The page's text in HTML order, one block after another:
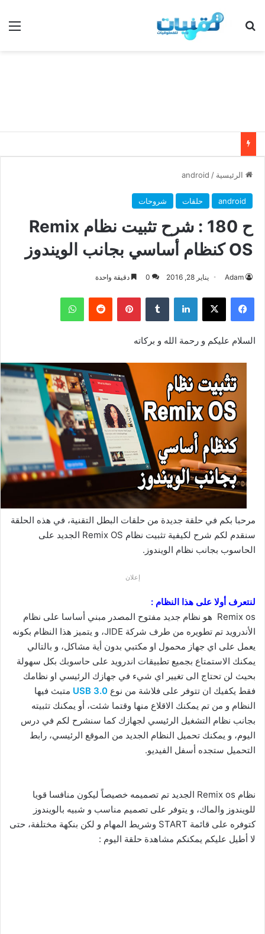
بحث عن
الرئيسية /
android
android حلقات شروحات
ح 180 : شرح تثبيت نظام Remix
OS كنظام أساسي بجانب الويندوز
Adam يناير 28, 2016 0 دقيقة واحدة
فيسبوك ‫X لينكدإن بينتيريست واتساب
السلام عليكم و رحمة الله و بركاته
مرحبا بكم في حلقة جديدة من حلقات البطل التقنية، في هذه الحلقة
سنقدم لكم شرح لكيفية تثبيت نظام Remix OS الجديد على
الحاسوب بجانب نظام الويندوز.
إعلان
لنتعرف أولا على هذا النظام :
Remix os هو نظام جديد مفتوح المصدر مبني أساسا على نظام
الأندرويد تم تطويره من طرف شركة JIDE، و يتميز هذا النظام بكونه
يعمل على اي جهاز محمول او مكتبي بدون أية مشاكل، و بالتالي
يمكنك الاستمتاع بجميع تطبيقات اندرويد على حاسوبك بكل سهولة
بحيث لن تحتاج الى تغيير اي شيء في جهازك الرئيسي او نظامك
فقط يكفيك ان تتوفر على فلاشة من نوع USB 3.0 متبث فيها
النظام و من تم يمكنك الاقلاع منها وقتما شئت، أو يمكنك تثبيته
بجانب نظام التشغيل الرئيسي لجهازك كما سنشرح لكم في درس
اليوم، و يمكنك تحميل النظام الجديد من الموقع الرئيسي، رابط
التحميل ستجده أسفل الفيديو.
نظام Remix os الجديد تم تصميمه خصيصاً ليكون منافسا قويا
للويندوز والماك، و يتوفر على تصميم مناسب و شبيه بالويندوز
كتوفره على قائمة START وشريط المهام و لكن بنكهة مختلفة، حتى
لا أطيل عليكم يمكنكم مشاهدة حلقة اليوم :